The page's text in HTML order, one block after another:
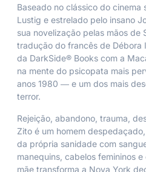
Baseado no clássico do cinema
Lustig e estrelado pelo insano
sua novelização pelas mãos de
tradução do francês de Débora
da DarkSide® Books com a
na mente do psicopata mais
anos 1980 ― e um dos mais
terror.
Rejeição, abandono, trauma,
Zito é um homem
da própria sanidade com
manequins, cabelos femininos
mãe transforma a Nova York